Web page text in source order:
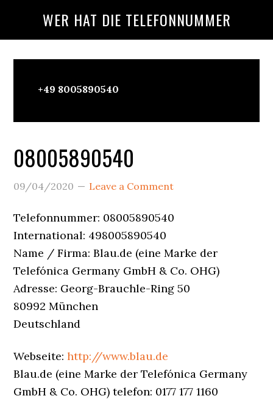
WER HAT DIE TELEFONNUMMER
Wer+49 8005890540
08005890540
09/04/2020 Leave a Comment
Telefonnummer: 08005890540
International: 498005890540
Name / Firma: Blau.de (eine Marke der
Telefónica Germany GmbH & Co. OHG)
Adresse: Georg-Brauchle-Ring 50
80992 München
Deutschland
Webseite:http://www.blau.de
Blau.de (eine Marke der Telefónica Germany
GmbH & Co. OHG) telefon: 0177 177 1160